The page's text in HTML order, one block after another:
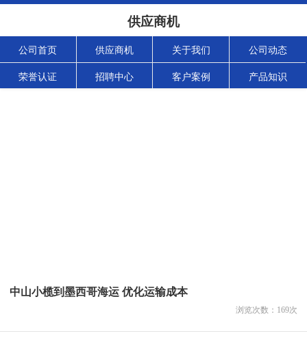
供应商机
公司首页 供应商机 关于我们 公司动态
荣誉认证 招聘中心 客户案例 产品知识
中山小榄到墨西哥海运 优化运输成本
浏览次数： 169次